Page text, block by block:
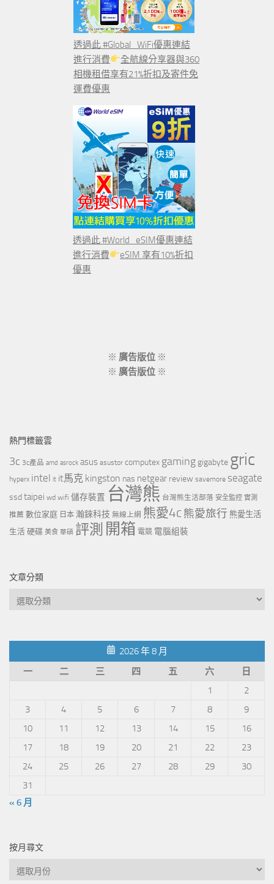
透過此 #Global_WiFi優惠連結
進行消費
全航線分享器與360
相機租借享有21%折扣及寄件免
運費優惠
透過此 #World_eSIM優惠連結
進行消費
eSIM 享有10%折扣
優惠
※ 廣告版位 ※
※ 廣告版位 ※
熱門標籤雲
3c 3c產品 amd asrock asus asustor computex gaming gigabyte gric
hyperx intel it it馬克 kingston nas netgear review savemore seagate
ssdtaipei wd wifi 儲存裝置 台灣熊 台灣熊生活部落 安全監控 實測
推薦 數位家庭 日本 瀚錸科技 無線上網 熊愛4c熊愛旅行 熊愛生活
生活 硬碟 美食 華碩 評測 開箱 電競 電腦組裝
文章分類
文
類
2026 年 8 月
一
二 三 四 五 六
日
1
2
3
4 5 6 7 8
9
10
11 12 13 14 15
16
17
18 19 20 21 22
23
24
25 26 27 28 29
30
31
« 6 月
按月尋文
按